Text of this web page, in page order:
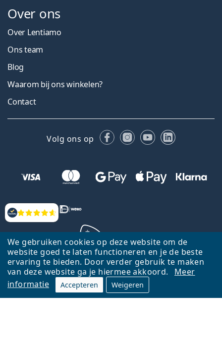
We gebruiken cookies op deze website om de
website goed te laten functioneren en je de beste
ervaring te bieden. Door verder gebruik te maken
van deze website ga je hiermee akkoord.
Meer
informatie
Accepteren Weigeren
Beoordelingen
Over ons
Over Lentiamo
Ons team
Blog
Waarom bij ons winkelen?
Contact
Volg ons op FacebookInstagram
YouTubeLinkedIn
Terug naar de homepagina
Ga omhoog
Lentiamo.nl is eigendom van en wordt beheerd door Lentiamo s.r.o.,
Tsjechië
Hier al 18 jaar voor jou.